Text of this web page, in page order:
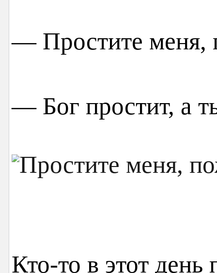
— Простите меня,
— Бог простит, а
Кто-то в этот